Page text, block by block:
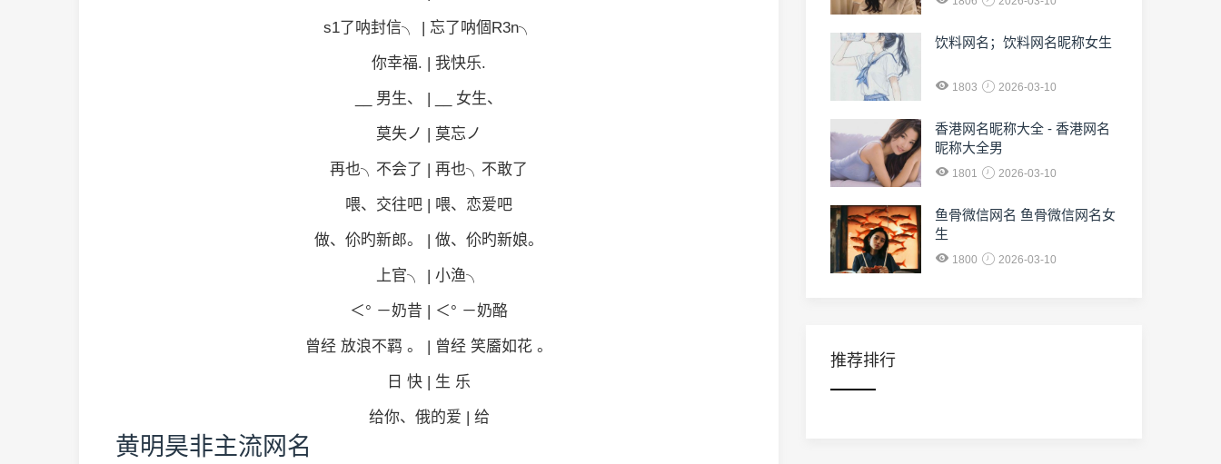
s1了呐封信╮ | 忘了呐個R3n╮
你幸福. | 我快乐.
__ 男生、 | __ 女生、
莫失ノ | 莫忘ノ
再也╮不会了 | 再也╮不敢了
喂、交往吧 | 喂、恋爱吧
做、伱旳新郎。 | 做、伱旳新娘。
上官╮ | 小渔╮
＜° －奶昔 | ＜° －奶酪
曾经 放浪不羁 。 | 曾经 笑靥如花 。
日 快 | 生 乐
给你、俄的爱 | 给
黄明昊非主流网名
饮料网名；饮料网名昵称女生
1803 2026-03-10
香港网名昵称大全 - 香港网名
昵称大全男
1801 2026-03-10
鱼骨微信网名 鱼骨微信网名女
生
1800 2026-03-10
推荐排行